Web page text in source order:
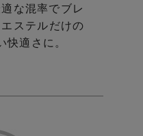
な混率でブレ
ステルだけの
快適さに。